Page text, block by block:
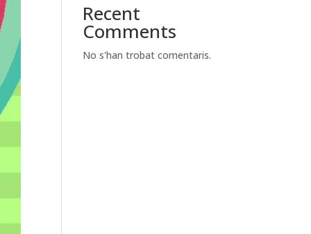
Recent
Comments
No s'han trobat comentaris.